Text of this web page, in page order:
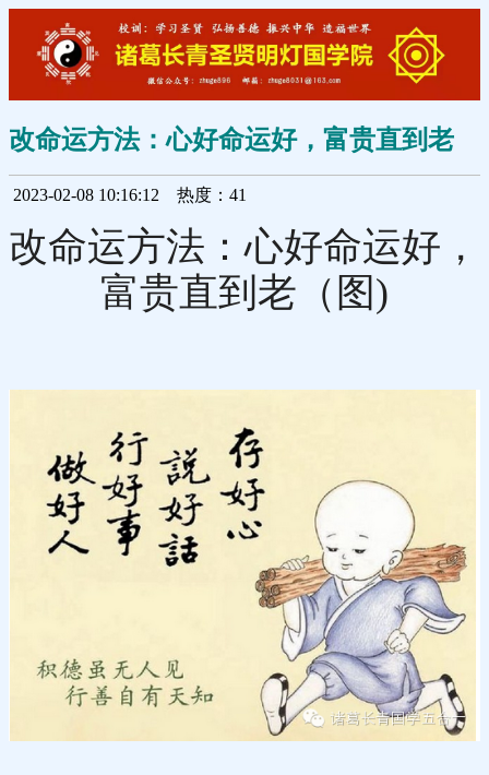
改命运方法：心好命运好，富贵直到老
2023-02-08 10:16:12 热度：41
改命运方法：心好命运好，
富贵直到老（图)